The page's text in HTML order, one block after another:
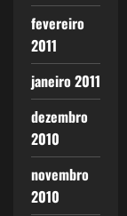
fevereiro
2011
janeiro 2011
dezembro
2010
novembro
2010